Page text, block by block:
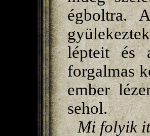
égboltra.
lépteit és
forgalmas
ember
sehol.
Mi folyik